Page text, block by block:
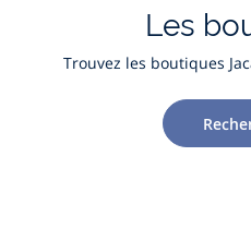
Les
Trouvez les boutiques